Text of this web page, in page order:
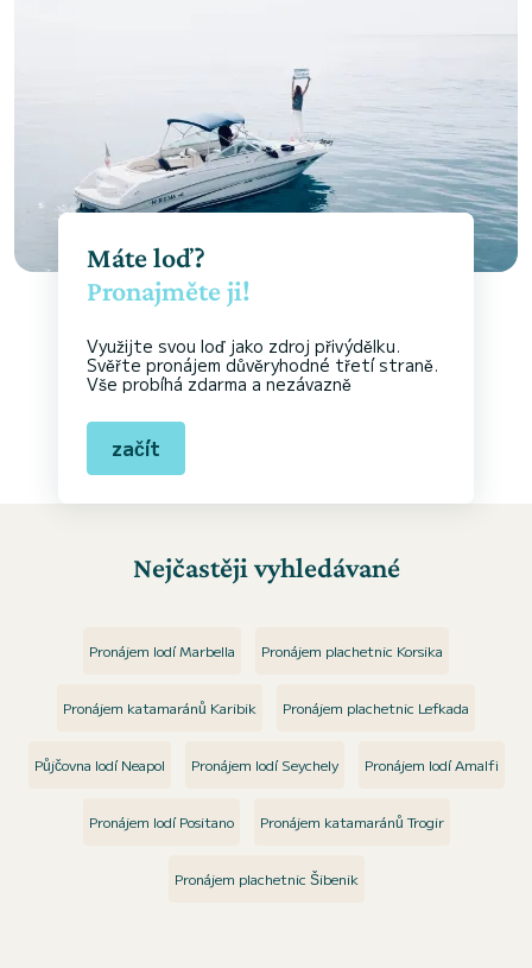
Máte loď?
Pronajměte ji!
Využijte svou loď jako zdroj přivýdělku.
Svěřte pronájem důvěryhodné třetí straně.
Vše probíhá zdarma a nezávazně
začít
Nejčastěji vyhledávané
Pronájem lodí Marbella Pronájem plachetnic Korsika
Pronájem katamaránů Karibik Pronájem plachetnic Lefkada
Půjčovna lodí Neapol Pronájem lodí Seychely Pronájem lodí Amalfi
Pronájem lodí Positano Pronájem katamaránů Trogir
Pronájem plachetnic Šibenik